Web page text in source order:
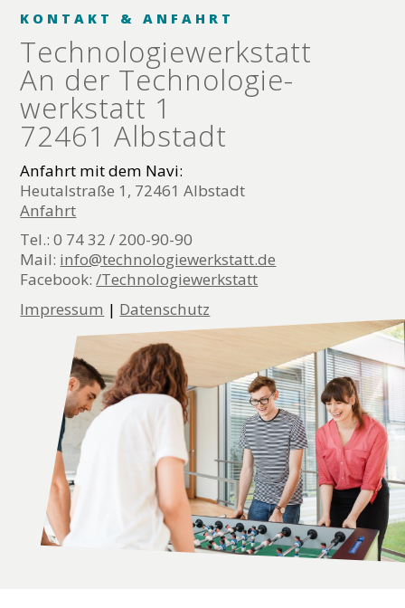
KONTAKT & ANFAHRT
Technologie­werkstatt
An der Technologie­
werkstatt 1
72461 Albstadt
Anfahrt mit dem Navi:
Heutalstraße 1, 72461 Albstadt
Anfahrt
Tel.: 0 74 32 / 200-90-90
Mail: info@technologiewerkstatt.de
Facebook:/Technologiewerkstatt
Impressum | Datenschutz